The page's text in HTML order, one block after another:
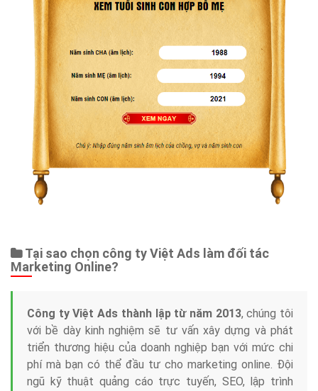
Tại sao chọn công ty Việt Ads làm đối tác
Marketing Online?
Công ty Việt Ads thành lập từ năm 2013, chúng tôi
với bề dày kinh nghiệm sẽ tư vấn xây dựng và phát
triển thương hiệu của doanh nghiệp bạn với mức chi
phí mà bạn có thể đầu tư cho marketing online. Đội
ngũ kỹ thuật quảng cáo trực tuyến, SEO, lập trình